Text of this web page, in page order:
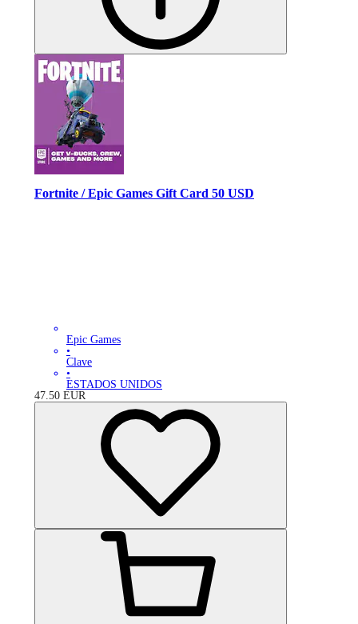
Fortnite / Epic Games Gift Card 50 USD
Epic Games
•
Clave
•
ESTADOS UNIDOS
47.50 EUR